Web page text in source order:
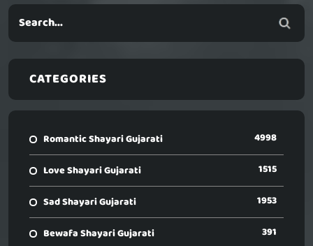
CATEGORIES
Romantic Shayari Gujarati 4998
Love Shayari Gujarati 1515
Sad Shayari Gujarati 1953
Bewafa Shayari Gujarati 391